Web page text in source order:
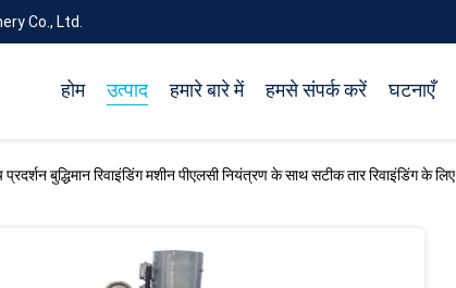
Co., Ltd.
होम उत्पाद हमारे बारे में हमसे संपर्क करें घटनाएँ
प्रदर्शन बुद्धिमान रिवाइंडिंग मशीन पीएलसी नियंत्रण के साथ सटीक तार रिवाइंडिंग के लिए